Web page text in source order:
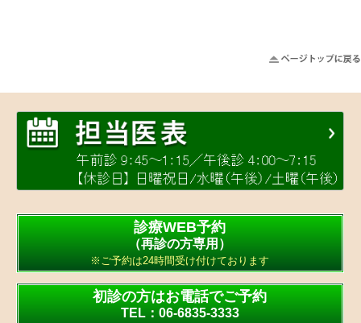
診療WEB予約
（再診の方専用）
※ご予約は24時間受け付けております
初診の方はお電話でご予約
TEL：06-6835-3333